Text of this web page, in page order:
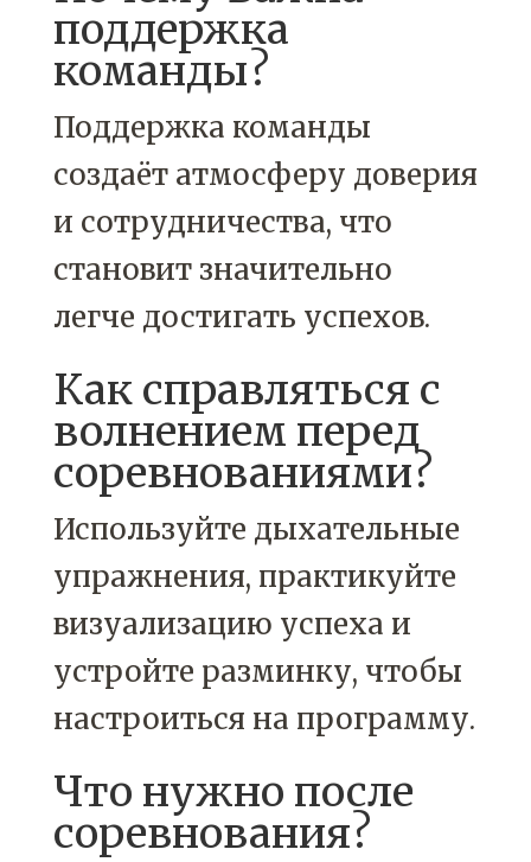
поддержка
команды?
Поддержка команды
создаёт атмосферу доверия
и сотрудничества, что
становит значительно
легче достигать успехов.
Как справляться с
волнением перед
соревнованиями?
Используйте дыхательные
упражнения, практикуйте
визуализацию успеха и
устройте разминку, чтобы
настроиться на программу.
Что нужно после
соревнования?